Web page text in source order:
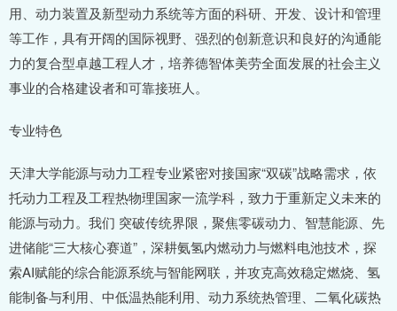
用、动力装置及新型动力系统等方面的科研、开发、设计和管理
等工作，具有开阔的国际视野、强烈的创新意识和良好的沟通能
力的复合型卓越工程人才，培养德智体美劳全面发展的社会主义
事业的合格建设者和可靠接班人。
专业特色
天津大学能源与动力工程专业紧密对接国家“双碳”战略需求，依
托动力工程及工程热物理国家一流学科，致力于重新定义未来的
能源与动力。我们 突破传统界限，聚焦零碳动力、智慧能源、先
进储能“三大核心赛道”，深耕氨氢内燃动力与燃料电池技术，探
索AI赋能的综合能源系统与智能网联，并攻克高效稳定燃烧、氢
能制备与利用、中低温热能利用、动力系统热管理、二氧化碳热